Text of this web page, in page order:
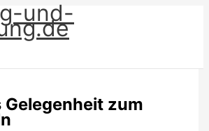
und-
Gelegenheit zum